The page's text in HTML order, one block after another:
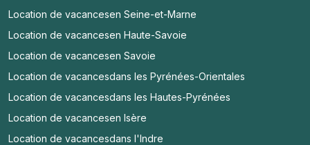
Location de vacancesen Seine-et-Marne
Location de vacancesen Haute-Savoie
Location de vacancesen Savoie
Location de vacancesdans les Pyrénées-Orientales
Location de vacancesdans les Hautes-Pyrénées
Location de vacancesen Isère
Location de vacancesdans l'Indre